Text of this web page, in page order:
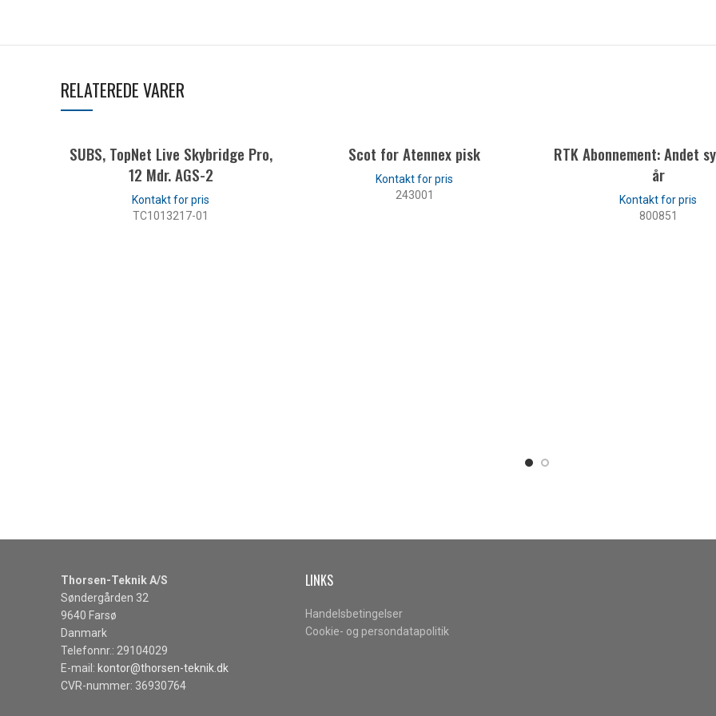
RELATEREDE VARER
SUBS, TopNet Live Skybridge Pro,
12 Mdr. AGS-2
TC1013217-01
Scot for Atennex pisk
243001
RTK Abonnement: Andet
år
800851
Thorsen-Teknik A/S
Søndergården 32
9640 Farsø
Danmark
Telefonnr.: 29104029
E-mail: kontor@thorsen-teknik.dk
CVR-nummer: 36930764
LINKS
Handelsbetingelser
Cookie- og persondatapolitik